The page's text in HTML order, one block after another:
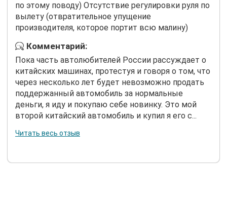
по этому поводу) Отсутствие регулировки руля по
вылету (отвратительное упущение
производителя, которое портит всю малину)
Комментарий:
Пока часть автолюбителей России рассуждает о
китайских машинах, протестуя и говоря о том, что
через несколько лет будет невозможно продать
поддержанный автомобиль за нормальные
деньги, я иду и покупаю себе новинку. Это мой
второй китайский автомобиль и купил я его с...
Читать весь отзыв